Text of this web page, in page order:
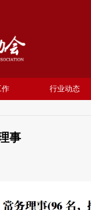
作 行业动态
事